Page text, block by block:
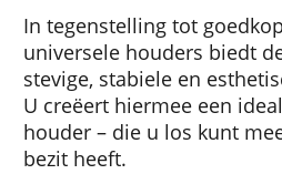
In tegenstelling tot
universele houders biedt
stevige, stabiele en
U creëert hiermee een
houder – die u los kunt
bezit heeft.